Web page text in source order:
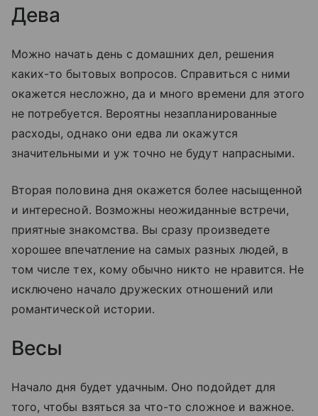
Дева
Можно начать день с домашних дел, решения
каких-то бытовых вопросов. Справиться с ними
окажется несложно, да и много времени для этого
не потребуется. Вероятны незапланированные
расходы, однако они едва ли окажутся
значительными и уж точно не будут напрасными.
Вторая половина дня окажется более насыщенной
и интересной. Возможны неожиданные встречи,
приятные знакомства. Вы сразу произведете
хорошее впечатление на самых разных людей, в
том числе тех, кому обычно никто не нравится. Не
исключено начало дружеских отношений или
романтической истории.
Весы
Начало дня будет удачным. Оно подойдет для
того, чтобы взяться за что-то сложное и важное.